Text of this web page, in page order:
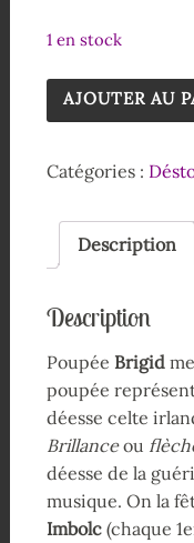
1 en stock
AJOUTER AU
Catégories :
Description
Description
Poupée Brigid
poupée
déesse celte
Brillanceou
déesse de la
musique. On la
Imbolc(chaque